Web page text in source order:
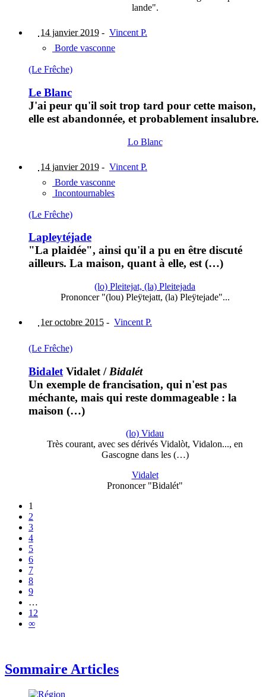
lande".
14 janvier 2019 - Vincent P.
Borde vasconne
(Le Frêche)
Le Blanc
J'ai peur qu'il soit trop tard pour cette maison,
elle est abandonnée, et probablement insalubre.
Lo Blanc
14 janvier 2019 - Vincent P.
Borde vasconne
Incontournables
(Le Frêche)
Lapleytéjade
"La plaidée", ainsi qu'il a pu en être discuté
ailleurs. La maison, quant à elle, est (…)
(lo) Pleitejat, (la) Pleitejada
Prononcer "(lou) Pleÿtejatt, (la) Pleÿtejade"...
1er octobre 2015 - Vincent P.
(Le Frêche)
Bidalet Vidalet / Bidalét
Un exemple de francisation, qui n'est pas
méchante, mais qui reste dommageable : la
maison (…)
(lo) Vidau
Très courant, avec ses dérivés Vidalòt, Vidalon..., en
Gascogne dans les (…)
Vidalet
Prononcer "Bidalét"
1
2
3
4
5
6
7
8
9
…
12
∞
Sommaire Articles